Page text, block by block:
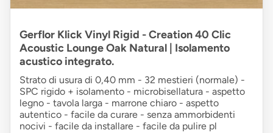
Gerflor Klick Vinyl Rigid - Creation 40 Clic
Acoustic Lounge Oak Natural | Isolamento
acustico integrato.
Strato di usura di 0,40 mm - 32 mestieri (normale) -
SPC rigido + isolamento - microbisellatura - aspetto
legno - tavola larga - marrone chiaro - aspetto
autentico - facile da curare - senza ammorbidenti
nocivi - facile da installare - facile da pulire pl